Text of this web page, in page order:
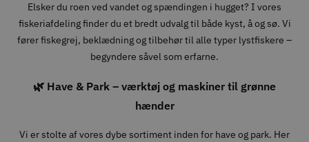
Elsker du roen ved vandet og spændingen i hugget? I vores
fiskeriafdeling finder du et bredt udvalg til både kyst, å og sø. Vi
fører fiskegrej, beklædning og tilbehør til alle typer lystfiskere –
begyndere såvel som erfarne.
🌿 Have & Park – værktøj og maskiner til grønne
hænder
Vi er stolte af vores dybe sortiment inden for have og park. Her